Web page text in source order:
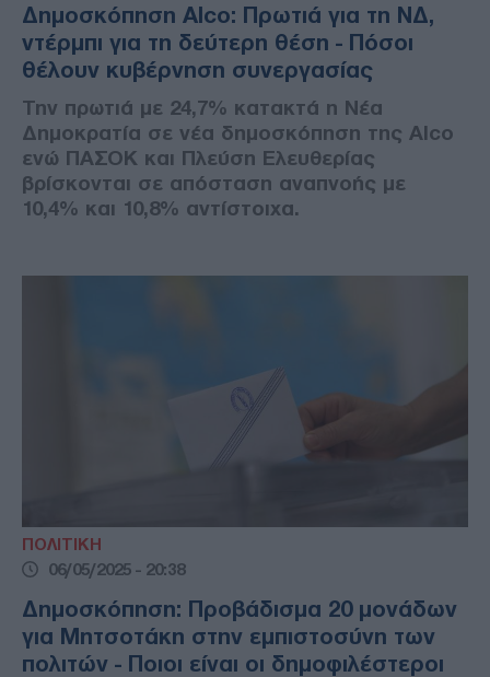
Δημοσκόπηση Alco: Πρωτιά για τη ΝΔ,
ντέρμπι για τη δεύτερη θέση - Πόσοι
θέλουν κυβέρνηση συνεργασίας
Την πρωτιά με 24,7% κατακτά η Νέα
Δημοκρατία σε νέα δημοσκόπηση της Alco
ενώ ΠΑΣΟΚ και Πλεύση Ελευθερίας
βρίσκονται σε απόσταση αναπνοής με
10,4% και 10,8% αντίστοιχα.
ΠΟΛΙΤΙΚΗ
06/05/2025 - 20:38
Δημοσκόπηση: Προβάδισμα 20 μονάδων
για Μητσοτάκη στην εμπιστοσύνη των
πολιτών - Ποιοι είναι οι δημοφιλέστεροι